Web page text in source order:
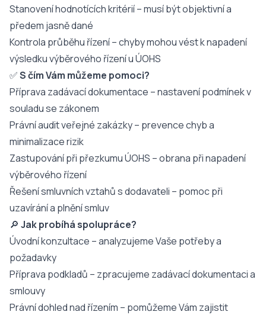
Stanovení hodnotících kritérií – musí být objektivní a
předem jasně dané
Kontrola průběhu řízení – chyby mohou vést k napadení
výsledku výběrového řízení u ÚOHS
✅S čím Vám můžeme pomoci?
Příprava zadávací dokumentace – nastavení podmínek v
souladu se zákonem
Právní audit veřejné zakázky – prevence chyb a
minimalizace rizik
Zastupování při přezkumu ÚOHS – obrana při napadení
výběrového řízení
Řešení smluvních vztahů s dodavateli – pomoc při
uzavírání a plnění smluv
🔎 Jak probíhá spolupráce?
Úvodní konzultace – analyzujeme Vaše potřeby a
požadavky
Příprava podkladů – zpracujeme zadávací dokumentaci a
smlouvy
Právní dohled nad řízením – pomůžeme Vám zajistit